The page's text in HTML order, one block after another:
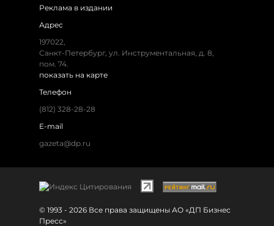
Реклама в издании
Адрес
197022,
Санкт-Петербург, ул. Инструментальная, д. 8,
пом. 74.
показать на карте
Телефон
(812) 328-28-28
E-mail
gazeta@dp.ru
© 1993 - 2026 Все права защищены АО «ДП Бизнес
Пресс»